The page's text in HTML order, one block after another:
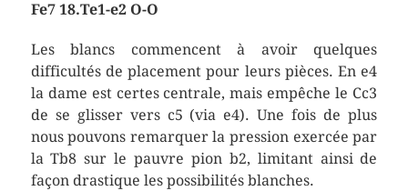
Fe7 18.Te1-e2 O-O
Les blancs commencent à avoir quelques
difficultés de placement pour leurs pièces. En e4
la dame est certes centrale, mais empêche le Cc3
de se glisser vers c5 (via e4). Une fois de plus
nous pouvons remarquer la pression exercée par
la Tb8 sur le pauvre pion b2, limitant ainsi de
façon drastique les possibilités blanches.